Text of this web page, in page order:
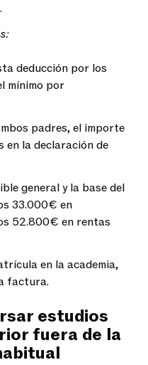
deducción por los
mínimo por
padres, el importe
en la declaración de
general y la base del
33.000€ en
52.800€ en rentas
en la academia,
factura.
estudios
fuera de la